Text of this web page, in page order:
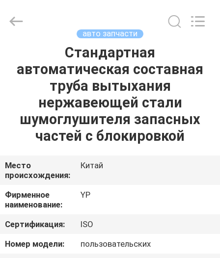
ПРОДУКЦИЯ
ЭКСКУРСИЯ
ПО
ЗАВОДУ
КОНТРОЛЬ
КАЧЕСТВА
TRADE
CO.,LTD.
авто запчасти
Стандартная
автоматическая составная
труба вытыхания
нержавеющей стали
шумоглушителя запасных
частей с блокировкой
Место
происхождения:
Китай
Фирменное
наименование:
YP
Сертификация:
ISO
Номер модели:
пользовательских